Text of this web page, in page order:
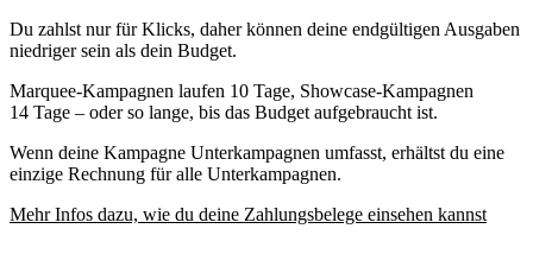
Du zahlst nur für Klicks, daher können deine endgültigen Ausgaben
niedriger sein als dein Budget.
Marquee-Kampagnen laufen 10 Tage, Showcase-Kampagnen
14 Tage – oder so lange, bis das Budget aufgebraucht ist.
Wenn deine Kampagne Unterkampagnen umfasst, erhältst du eine
einzige Rechnung für alle Unterkampagnen.
Mehr Infos dazu, wie du deine Zahlungsbelege einsehen kannst